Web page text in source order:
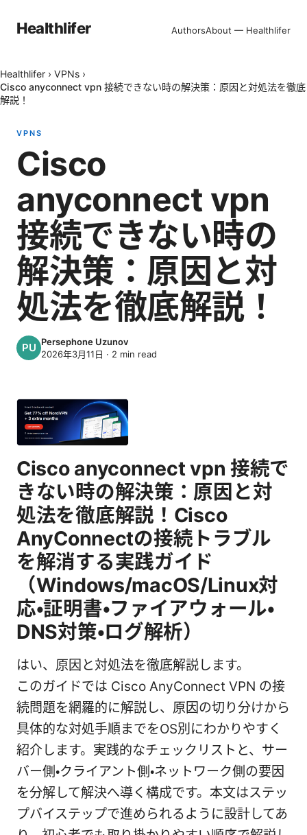
Healthlifer AuthorsAbout — Healthlifer
Healthlifer › VPNs ›
Cisco anyconnect vpn 接続できない時の解決策：原因と対処法を徹底
解説！
VPNS
Cisco
anyconnect vpn
接続できない時の
解決策：原因と対
処法を徹底解説！
Persephone Uzunov
2026年3月11日 · 2 min read
Cisco anyconnect vpn 接続で
きない時の解決策：原因と対
処法を徹底解説！Cisco
AnyConnectの接続トラブル
を解消する実践ガイド
（Windows/macOS/Linux対
応・証明書・ファイアウォール・
DNS対策・ログ解析）
はい、原因と対処法を徹底解説します。
このガイドでは Cisco AnyConnect VPN の接
続問題を網羅的に解説し、原因の切り分けから
具体的な対処手順までをOS別にわかりやすく
紹介します。実践的なチェックリストと、サー
バー側・クライアント側・ネットワーク側の要因
を分解して解決へ導く構成です。本文はステッ
プバイステップで進められるように設計してあ